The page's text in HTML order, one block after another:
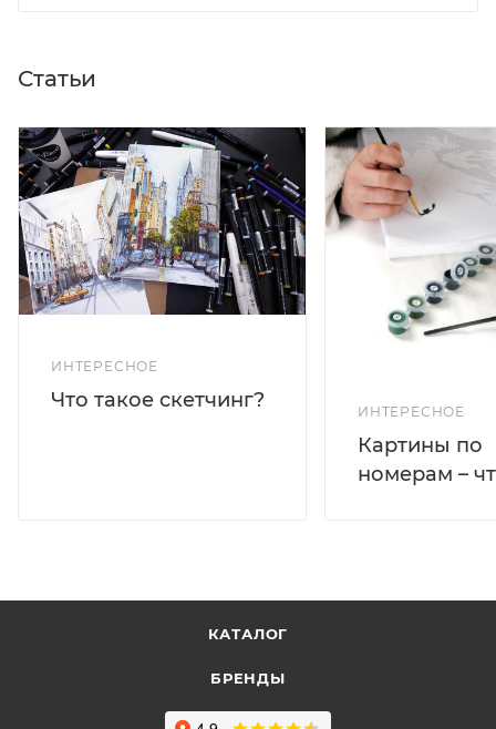
Статьи
ИНТЕРЕСНОЕ
Что такое скетчинг?
ИНТЕРЕСНОЕ
Картины по
номерам –
КАТАЛОГ
БРЕНДЫ